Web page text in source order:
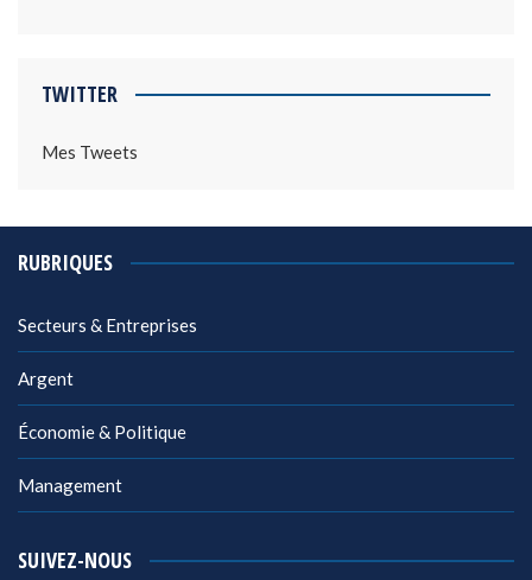
TWITTER
Mes Tweets
RUBRIQUES
Secteurs & Entreprises
Argent
Économie & Politique
Management
SUIVEZ-NOUS